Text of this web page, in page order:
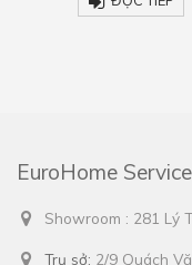
EuroHome
Showroom : 281 Lý
Trụ sở: 2/9 Quách